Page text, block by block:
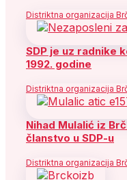
Distriktna organizacija
SDP je uz radnike
1992. godine
Distriktna organizacija
Nihad Mulalić iz
članstvo u SDP-u
Distriktna organizacija